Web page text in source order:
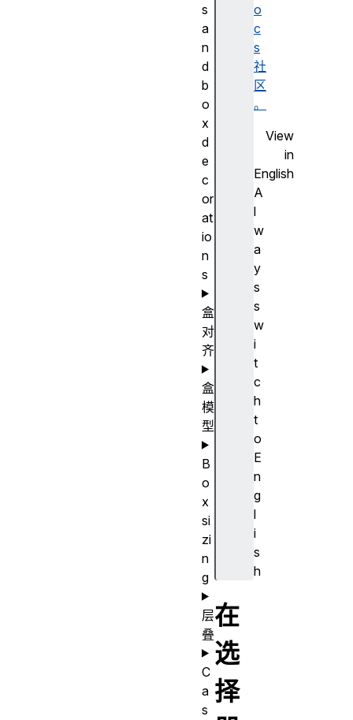
o
c
s
社
区
。
View
in
English
A
l
w
a
y
s
s
w
i
t
c
h
t
o
E
n
g
l
i
s
h
在
选
择
s
a
n
d
b
o
x
d
e
c
or
at
io
n
s
盒
对
齐
盒
模
型
B
o
x
si
zi
n
g
层
叠
C
a
s